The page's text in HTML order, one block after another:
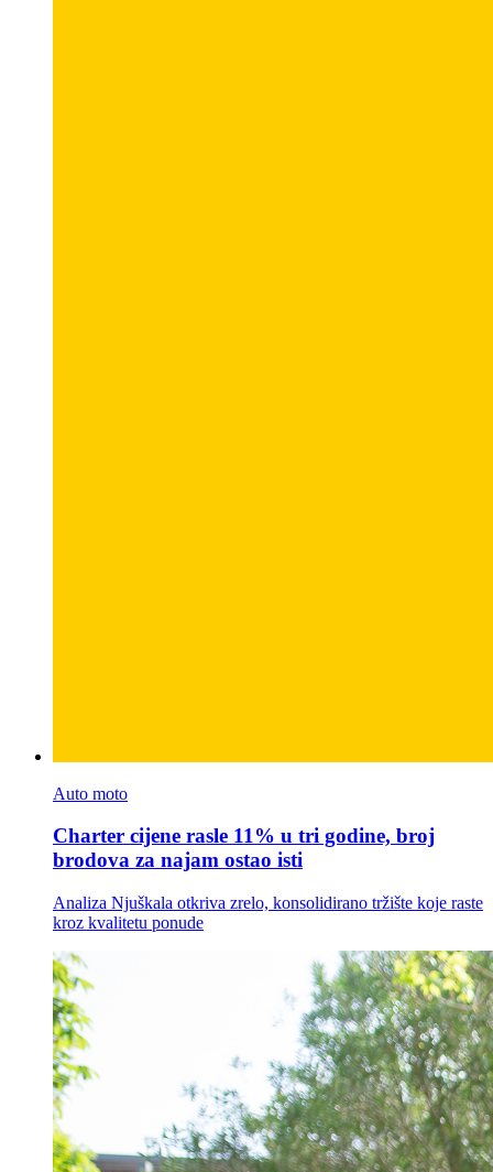
Auto moto
Charter cijene rasle 11% u tri godine, broj
brodova za najam ostao isti
Analiza Njuškala otkriva zrelo, konsolidirano tržište koje raste
kroz kvalitetu ponude